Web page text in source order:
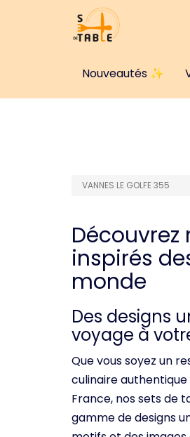
Nouveautés ✨
VANNES LE GOLFE 355
inspirés
monde
Des designs
voyage à
Que vous soyez un
culinaire
France, nos sets de
gamme de designs